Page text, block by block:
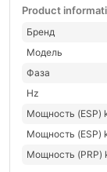
Product
Бренд
Модель
Фаза
Hz
Мощность (ESP)
Мощность (ESP)
Мощность (PRP)